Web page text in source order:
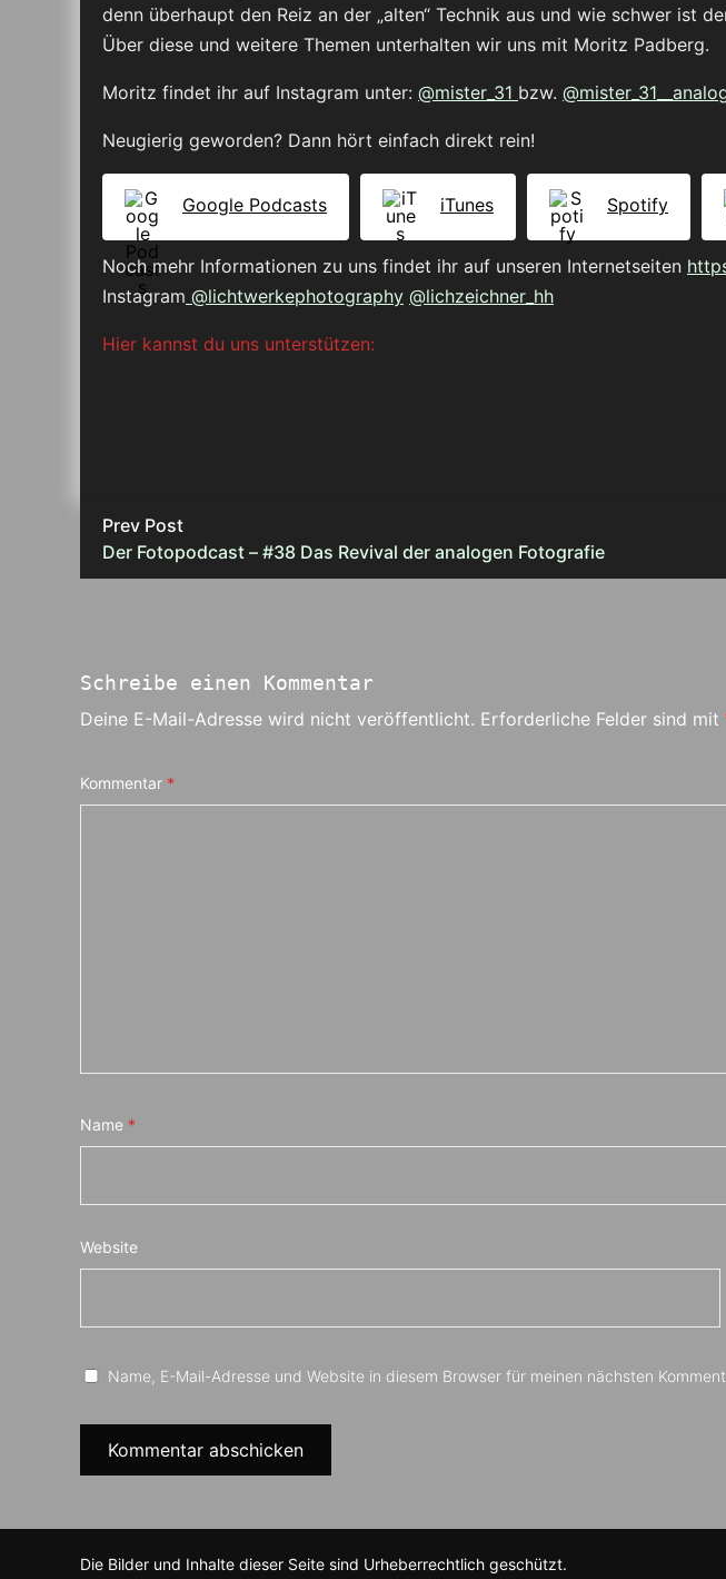
EMBED
denn überhaupt den Reiz an der „alten“ Technik aus und wie schwer ist
Über diese und weitere Themen unterhalten wir uns mit Moritz Padberg.
Moritz findet ihr auf Instagram unter: @mister_31 bzw.
Neugierig geworden? Dann hört einfach direkt rein!
Google Podcasts iTunes Spotify
Noch mehr Informationen zu uns findet ihr auf unseren Internetseiten
Instagram @lichtwerkephotography @lichzeichner_hh
Hier kannst du uns unterstützen:
Prev Post
Der Fotopodcast – #38 Das Revival der analogen Fotografie
Schreibe einen Kommentar
Deine E-Mail-Adresse wird nicht veröffentlicht. Erforderliche Felder sind mit
Kommentar *
Name *
Website
Name, E-Mail-Adresse und Website in diesem Browser für meinen nächsten
Die Bilder und Inhalte dieser Seite sind Urheberrechtlich geschützt.